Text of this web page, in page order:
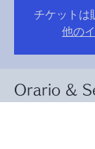
チケットは
他の
Orario &